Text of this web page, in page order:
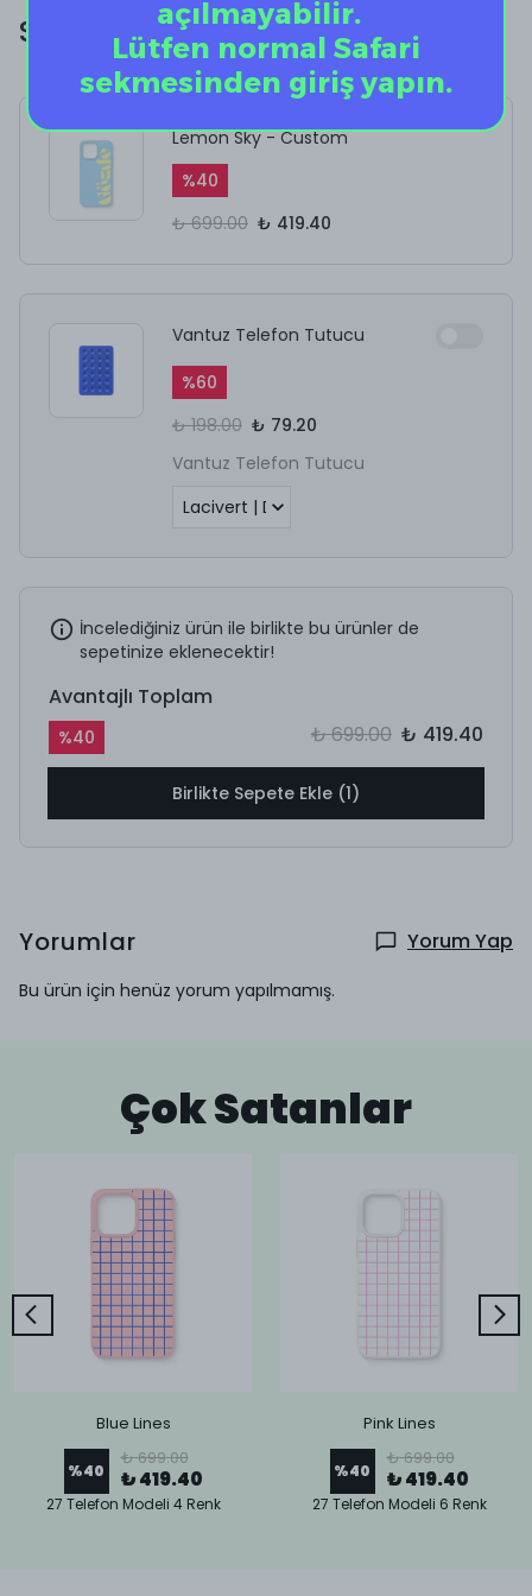
Size Özel Ekstra İndirim!
Lemon Sky - Custom
%40
₺ 699.00 ₺ 419.40
Vantuz Telefon Tutucu
%60
₺ 198.00 ₺ 79.20
Vantuz Telefon Tutucu
İncelediğiniz ürün ile birlikte bu ürünler de
sepetinize eklenecektir!
Avantajlı Toplam
%40 ₺ 699.00 ₺ 419.40
Birlikte Sepete Ekle (1)
Yorumlar Yorum Yap
Bu ürün için henüz yorum yapılmamış.
Çok Satanlar
Blue Lines
%40
₺ 699.00
₺ 419.40
27 Telefon Modeli 4 Renk
Pink Lines
%40
₺ 699.00
₺ 419.40
27 Telefon Modeli 6 Renk
açılmayabilir.
Lütfen normal Safari
sekmesinden giriş yapın.